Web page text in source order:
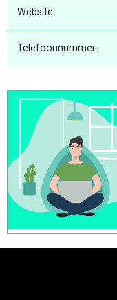
Website:
Telefoonnummer: